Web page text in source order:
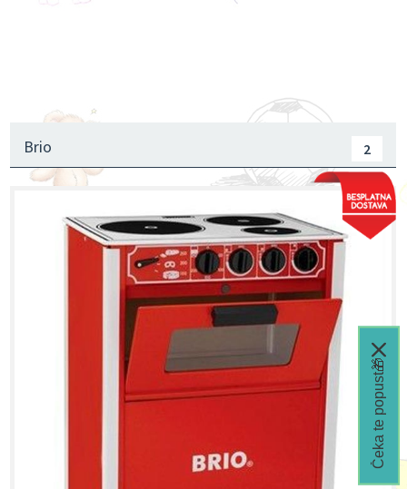
Traktori, Kamioni, Građevinske mašine
Brio 2
Čeka te popust🎁